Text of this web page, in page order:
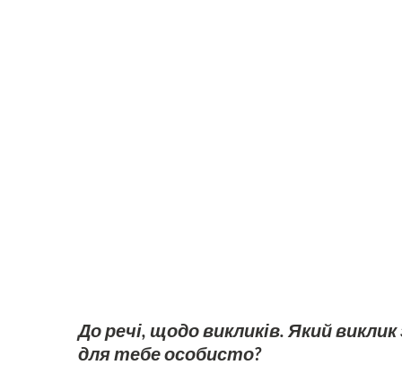
До речі, щодо викликів. Який
для тебе особисто?